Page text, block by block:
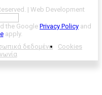
| Web Development
the Google Privacy Policy and
apply.
δεδομένα
Cookies